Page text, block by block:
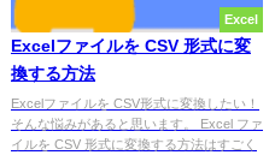
Excel
Excelファイルを CSV 形式に変
換する方法
Excelファイルを CSV形式に変換したい！
そんな悩みがあると思います。 Excel ファ
イルを CSV 形式に変換する方法はすごく